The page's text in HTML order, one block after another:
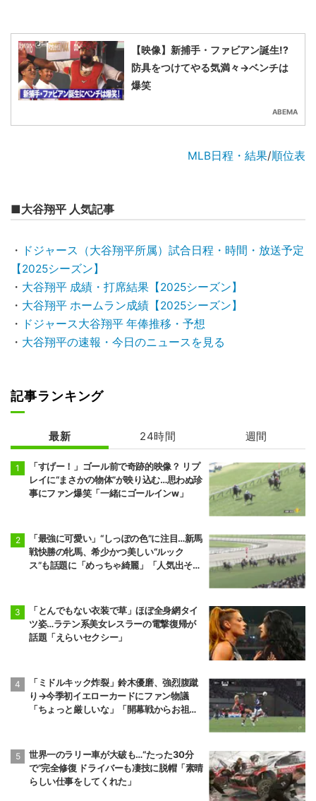
【映像】新捕手・ファビアン誕生!?
防具をつけてやる気満々→ベンチは
爆笑
ABEMA
MLB日程・結果/順位表
■大谷翔平 人気記事
・ ドジャース（大谷翔平所属）試合日程・時間・放送予定
【2025シーズン】
・ 大谷翔平 成績・打席結果【2025シーズン】
・ 大谷翔平 ホームラン成績【2025シーズン】
・ ドジャース大谷翔平 年俸推移・予想
・ 大谷翔平の速報・今日のニュースを見る
記事ランキング
最新 24時間 週間
「すげー！」ゴール前で奇跡的映像？ リプ
レイに“まさかの物体”が映り込む…思わぬ珍
事にファン爆笑「一緒にゴールインw」
「最強に可愛い」“しっぽの色”に注目…新馬
戦快勝の牝馬、希少かつ美しい“ルック
ス”も話題に「めっちゃ綺麗」「人気出そ
「とんでもない衣装で草」ほぼ全身網タイ
ツ姿…ラテン系美女レスラーの電撃復帰が
話題「えらいセクシー」
「ミドルキック炸裂」鈴木優磨、強烈腹蹴
り→今季初イエローカードにファン物議
「ちょっと厳しいな」「開幕戦からお祖母
世界一のラリー車が大破も…“たった30分
で”完全修復 ドライバーも凄技に脱帽「素晴
らしい仕事をしてくれた」